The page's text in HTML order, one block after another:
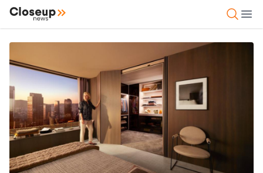
Aller
Close Up News
Open